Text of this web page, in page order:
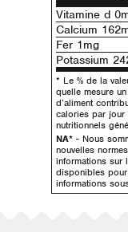
Vitamine d
Calcium
Fer 1mg
Potassium
* Le % de la
quelle mesure
d’aliment
calories par
nutritionnels
NA* - Nous
nouvelles
informations sur
disponibles
informations